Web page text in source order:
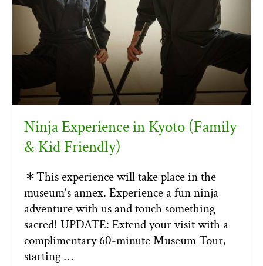
Ninja Experience in Kyoto (Family
& Kid Friendly)
＊This experience will take place in the
museum's annex. Experience a fun ninja
adventure with us and touch something
sacred! UPDATE: Extend your visit with a
complimentary 60-minute Museum Tour,
starting …